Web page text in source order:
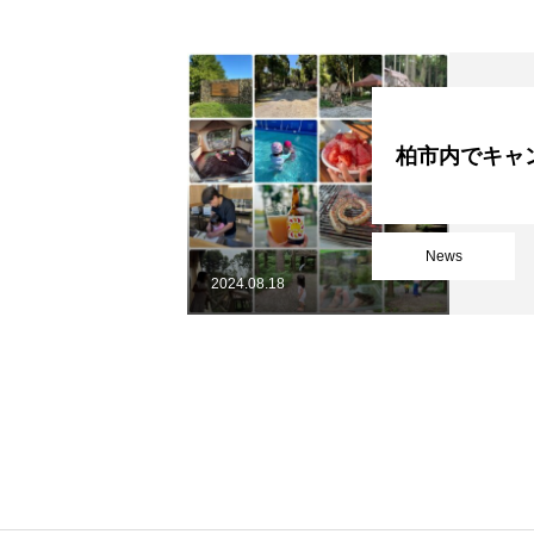
News
柏市内でキャ
2024.08.18